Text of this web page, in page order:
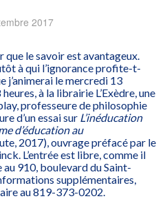
2017
que le savoir est avantageux.
à qui l’ignorance profite-t-
j’animerai le mercredi 13
à la librairie L’Exèdre, une
professeure de philosophie
d’un essai sur L’inéducation
d’éducation au
2017), ouvrage préfacé par le
L’entrée est libre, comme il
910, boulevard du Saint-
supplémentaires,
au 819-373-0202.